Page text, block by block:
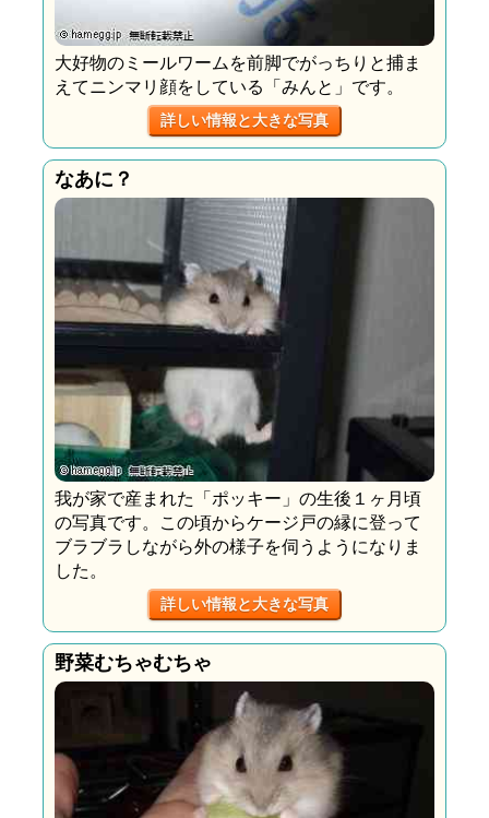
大好物のミールワームを前脚でがっちりと捕ま
えてニンマリ顔をしている「みんと」です。
詳しい情報と大きな写真
なあに？
我が家で産まれた「ポッキー」の生後１ヶ月頃
の写真です。この頃からケージ戸の縁に登って
ブラブラしながら外の様子を伺うようになりま
した。
詳しい情報と大きな写真
野菜むちゃむちゃ